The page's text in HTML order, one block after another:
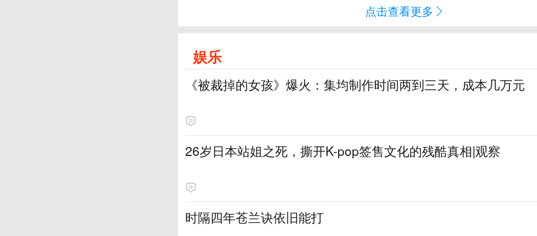
点击查看更多
娱乐
《被裁掉的女孩》爆火：集均制作时间两到三天，成本几万元
​26岁日本站姐之死，撕开K-pop签售文化的残酷真相|观察
时隔四年苍兰诀依旧能打